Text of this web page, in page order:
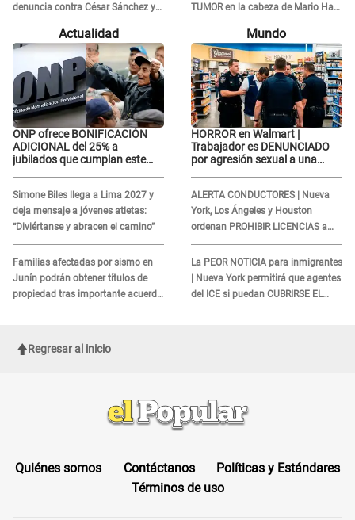
denuncia contra César Sánchez y
confrontó al dueño de 'La Bella
TUMOR en la cabeza de Mario Hart:
"Ella estaba muy..."
Actualidad
ONP ofrece BONIFICACIÓN
ADICIONAL del 25% a
jubilados que cumplan este
Simone Biles llega a Lima 2027 y
deja mensaje a jóvenes atletas:
“Diviértanse y abracen el camino”
Familias afectadas por sismo en
Junín podrán obtener títulos de
propiedad tras importante acuerdo
de Cofopri
Mundo
HORROR en Walmart |
Trabajador es DENUNCIADO
por agresión sexual a una
ALERTA CONDUCTORES | Nueva
York, Los Ángeles y Houston
ordenan PROHIBIR LICENCIAS a
quienes no presenten ESTE
DOCUMENTO
La PEOR NOTICIA para inmigrantes
| Nueva York permitirá que agentes
del ICE si puedan CUBRIRSE EL
ROSTRO
Regresar al inicio
Quiénes somos Contáctanos
Políticas y Estándares
Términos de uso